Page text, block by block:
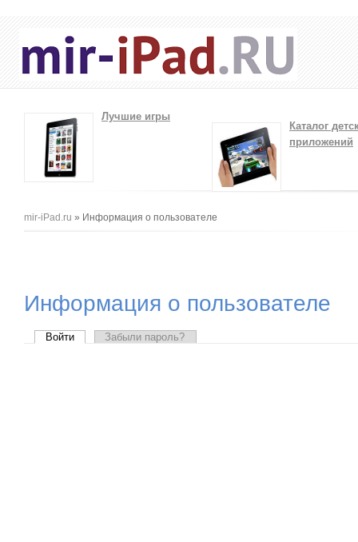
Лучшие игры
Каталог
приложений
Вы здесь
mir-iPad.ru » Информация о пользователе
Информация о пользователе
Главные вкладки
Войти (активная вкладка)
Забыли пароль?